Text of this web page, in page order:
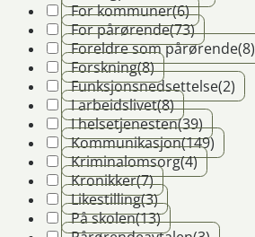
For kommuner(6)
For pårørende(73)
Foreldre som pårørende(8)
Forskning(8)
Funksjonsnedsettelse(2)
I arbeidslivet(8)
I helsetjenesten(39)
Kommunikasjon(149)
Kriminalomsorg(4)
Kronikker(7)
Likestilling(3)
På skolen(13)